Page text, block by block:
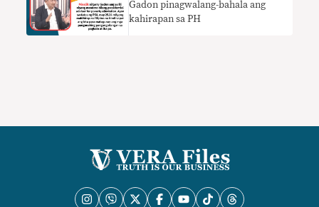
Gadon pinagwalang-bahala ang
kahirapan sa PH